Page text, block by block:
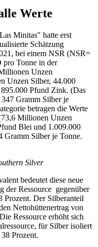
Werte
Minitas" hatte erst
Schätzung
bei einem NSR (NSR=
Tonne in der
Unzen
Unzen Silber, 44.000
Pfund Zink. (Das
Gramm Silber je
betragen die Werte
Millionen Unzen
Blei und 1.009.000
Gramm Silber je Tonne.
Silver
bedeutet diese neue
der Ressource gegenüber
Prozent. Der Silberanteil
Nettohüttenertrag von
Ressource erhöht sich
für Silber isoliert
Prozent.